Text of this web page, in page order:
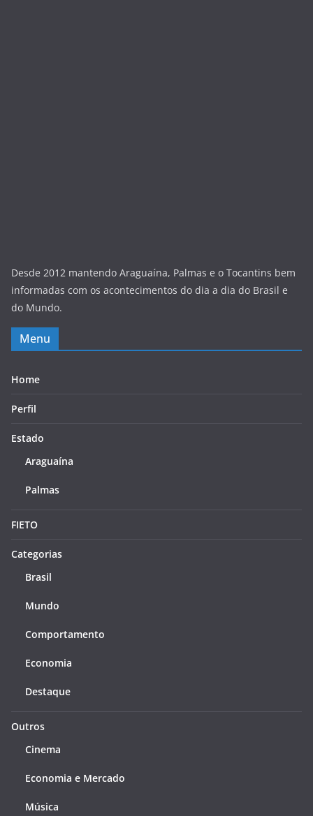
Desde 2012 mantendo Araguaína, Palmas e o Tocantins bem
informadas com os acontecimentos do dia a dia do Brasil e
do Mundo.
Menu
Home
Perfil
Estado
Araguaína
Palmas
FIETO
Categorias
Brasil
Mundo
Comportamento
Economia
Destaque
Outros
Cinema
Economia e Mercado
Música